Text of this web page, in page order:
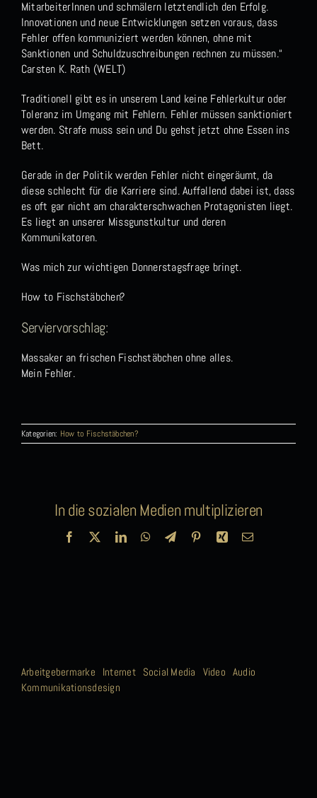
MitarbeiterInnen und schmälern letztendlich den Erfolg.
Innovationen und neue Entwicklungen setzen voraus, dass
Fehler offen kommuniziert werden können, ohne mit
Sanktionen und Schuldzuschreibungen rechnen zu müssen.“
Carsten K. Rath (WELT)
Traditionell gibt es in unserem Land keine Fehlerkultur oder
Toleranz im Umgang mit Fehlern. Fehler müssen sanktioniert
werden. Strafe muss sein und Du gehst jetzt ohne Essen ins
Bett.
Gerade in der Politik werden Fehler nicht eingeräumt, da
diese schlecht für die Karriere sind. Auffallend dabei ist, dass
es oft gar nicht am charakterschwachen Protagonisten liegt.
Es liegt an unserer Missgunstkultur und deren
Kommunikatoren.
Was mich zur wichtigen Donnerstagsfrage bringt.
How to Fischstäbchen?
Serviervorschlag:
Massaker an frischen Fischstäbchen ohne alles.
Mein Fehler.
Kategorien: How to Fischstäbchen?
In die sozialen Medien multiplizieren
Facebook LinkedInWhatsApp
TelegramPinterestXing E-
Arbeitgebermarke Internet Social Media Video Audio
Kommunikationsdesign